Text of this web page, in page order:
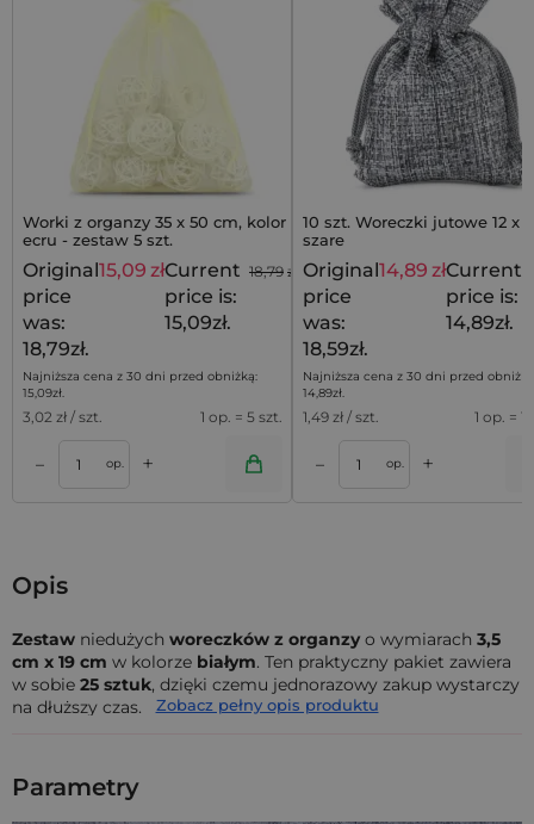
Worki z organzy 35 x 50 cm, kolor
ecru - zestaw 5 szt.
18,79 zł
Original
price
was:
18,79zł.
15,09 złCurrent
price is:
15,09zł.
Najniższa cena z 30 dni przed obniżką:
15,09zł.
3,02 zł / szt. 1 op. = 5 szt.
– op. +
10 szt. Woreczki jutowe 12 x
szare
Original
price
was:
18,59zł.
14,89 złCurrent
price is:
14,89zł.
Najniższa cena z 30 dni przed
14,89zł.
1,49 zł / szt. 1 op. =
– op. +
Dodaj do koszyka
Opis
Zestaw niedużych woreczków z organzy o wymiarach 3,5
cm x 19 cm w kolorze białym. Ten praktyczny pakiet zawiera
w sobie 25 sztuk, dzięki czemu jednorazowy zakup wystarczy
na dłuższy czas.
niewielkich przedmiotów, jak i licznych bibelotów. Solidna
Zobacz pełny opis produktu
Parametry